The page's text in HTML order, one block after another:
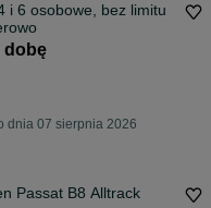
i 6 osobowe, bez limitu
dobę
dnia 07 sierpnia 2026
Passat B8 Alltrack